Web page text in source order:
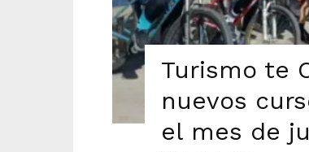
Turismo te
nuevos
el mes de